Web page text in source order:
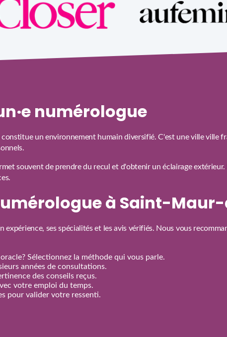
numérologue
constitue un environnement humain diversifié. C'est une ville
souvent de prendre du recul et d'obtenir un éclairage
à Saint-
ses spécialités et les avis vérifiés. Nous vous
Sélectionnez la méthode qui vous parle.
années de consultations.
des conseils reçus.
votre emploi du temps.
pour valider votre ressenti.